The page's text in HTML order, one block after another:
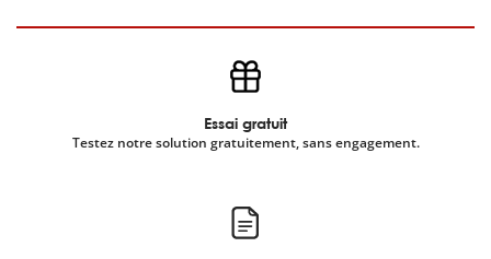
Essai gratuit
Testez notre solution gratuitement, sans engagement.